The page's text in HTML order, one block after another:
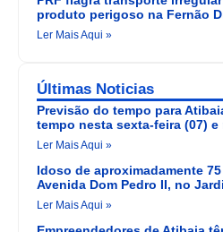
produto perigoso na Fernão
Ler Mais Aqui »
Últimas Noticias
Previsão do tempo para
tempo nesta sexta-feira (07)
Ler Mais Aqui »
Idoso de aproximadamente
Avenida Dom Pedro II, no
Ler Mais Aqui »